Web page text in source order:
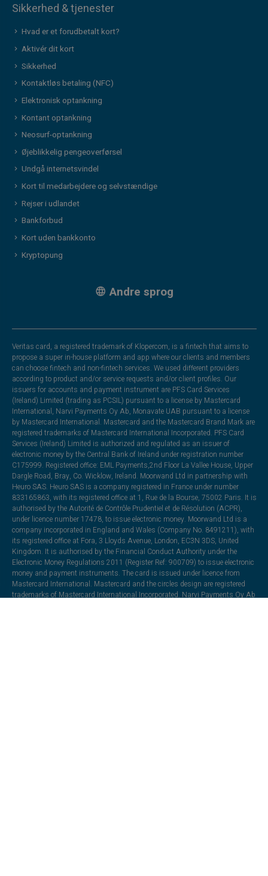
Sikkerhed & tjenester
Hvad er et forudbetalt kort?
Aktivér dit kort
Sikkerhed
Kontaktløs betaling (NFC)
Elektronisk optankning
Kontant optankning
Neosurf-optankning
Øjeblikkelig pengeoverførsel
Undgå internetsvindel
Kort til medarbejdere og selvstændige
Rejser i udlandet
Bankforbud
Kort uden bankkonto
Kryptopung
Andre sprog
Veritas card, a registered trademark of Klopercom, is a fintech that aims to
propose a super in-house platform and app where our clients and members
can choose fintech and non-fintech services. We used different providers
according to product and/or service requests and/or client profiles. Our
issuers for accounts and payment instrument are PFS Card Services
(Ireland) Limited (trading as PCSIL) pursuant to a license by Mastercard
International, Narvi Payments Oy Ab, Monavate UAB pursuant to a license
by Mastercard International. Mastercard and the Mastercard Brand Mark are
registered trademarks of Mastercard International Incorporated. PFS Card
Services (Ireland) Limited is authorized and regulated as an issuer of
electronic money by the Central Bank of Ireland under registration number
C175999. Registered office: EML Payments,2nd Floor La Vallee House, Upper
Dargle Road, Bray, Co. Wicklow, Ireland. Moorwand Ltd in partnership with
Heuro SAS. Heuro SAS is a company registered in France under number
833165863, with its registered office at 1, Rue de la Bourse, 75002 Paris. It is
authorised by the Autorité de Contrôle Prudentiel et de Résolution (ACPR),
under licence number 17478, to issue electronic money. Moorwand Ltd is a
company incorporated in England and Wales (Company No. 8491211), with
its registered office at Fora, 3 Lloyds Avenue, London, EC3N 3DS, United
Kingdom. It is authorised by the Financial Conduct Authority under the
Electronic Money Regulations 2011 (Register Ref: 900709) to issue electronic
money and payment instruments. The card is issued under licence from
Mastercard International. Mastercard and the circles design are registered
trademarks of Mastercard International Incorporated. Narvi Payments Oy Ab